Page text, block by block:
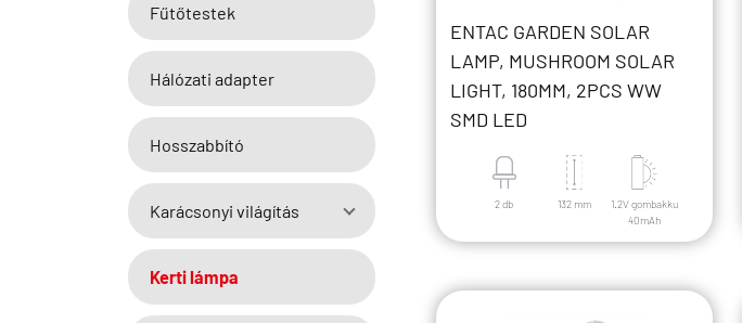
Fűtőtestek
Hálózati adapter
Hosszabbító
Karácsonyi világítás
Kerti lámpa
ENTAC GARDEN SOLAR
LAMP, MUSHROOM SOLAR
LIGHT, 180MM, 2PCS WW
SMD LED
2 db 132 mm
1.2V gombakku
40mAh